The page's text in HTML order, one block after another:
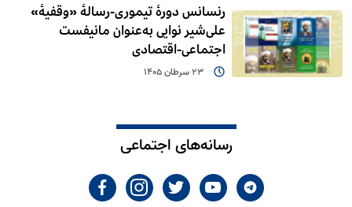
رنسانس دورۀ تیموری-رسالۀ «وقفیۀ»
علی‌شیر نوایی به‌عنوان مانیفست
اجتماعی-اقتصادی
23 سرطان 1405
رسانه‌های اجتماعی